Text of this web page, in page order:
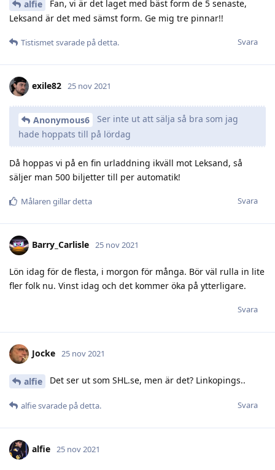
alfie
Fan, vi är det laget med bäst form de 5 senaste,
Leksand är det med sämst form. Ge mig tre pinnar!!
Svara
Tistismetsvarade på detta.
exile82 25 nov 2021
Anonymous6
Ser inte ut att sälja så bra som jag
hade hoppats till på lördag
Då hoppas vi på en fin urladdning ikväll mot Leksand, så
säljer man 500 biljetter till per automatik!
Svara
Målaren gillar detta
Barry_Carlisle 25 nov 2021
Lön idag för de flesta, i morgon för många. Bör väl rulla in lite
fler folk nu. Vinst idag och det kommer öka på ytterligare.
Svara
Jocke 25 nov 2021
alfie Det ser ut som SHL.se, men är det? Linkopings..
Svara
alfiesvarade på detta.
alfie 25 nov 2021